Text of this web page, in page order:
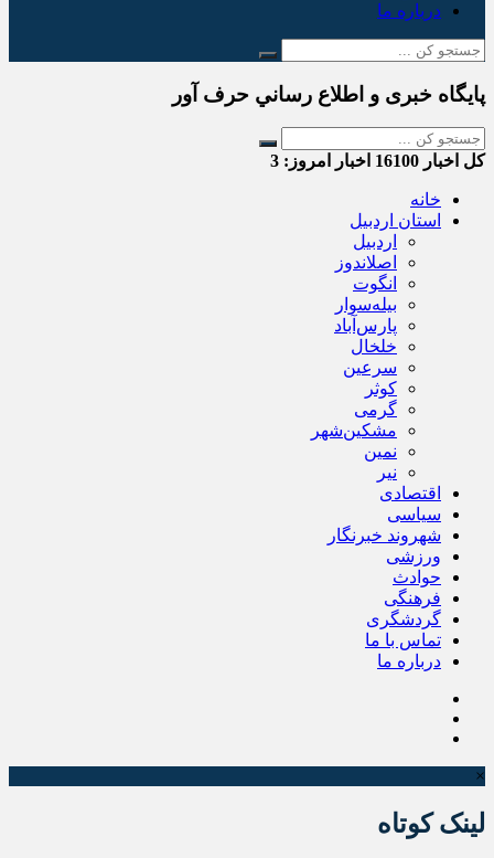
درباره ما
پایگاه خبری و اطلاع رساني حرف آور
کل اخبار اخبار امروز: 3
خانه
استان اردبیل
اردبیل
اصلاندوز
انگوت
بیله‌سوار
پارس‌آباد
خلخال
سرعین
کوثر
گرمی
مشکین‌شهر
نمین
نیر
اقتصادی
سیاسی
شهروند خبرنگار
ورزشی
حوادث
فرهنگی
گردشگری
تماس با ما
درباره ما
×
لینک کوتاه